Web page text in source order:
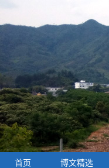
首页 博文精选